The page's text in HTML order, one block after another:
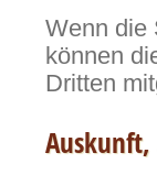
Wenn die
können
Dritten
Auskunft,